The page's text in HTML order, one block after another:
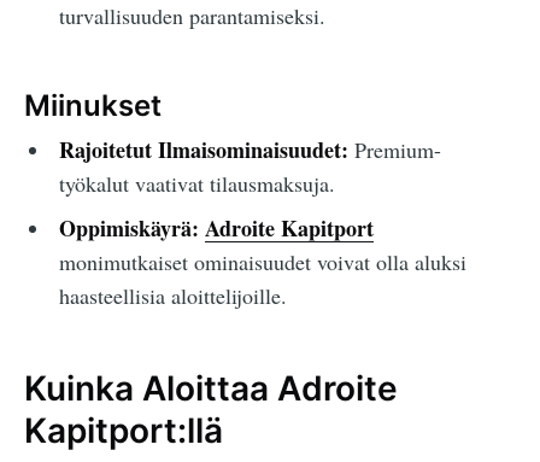
turvallisuuden parantamiseksi.
Miinukset
Rajoitetut Ilmaisominaisuudet: Premium-
työkalut vaativat tilausmaksuja.
Oppimiskäyrä: Adroite Kapitport
monimutkaiset ominaisuudet voivat olla aluksi
haasteellisia aloittelijoille.
Kuinka Aloittaa Adroite
Kapitport:llä